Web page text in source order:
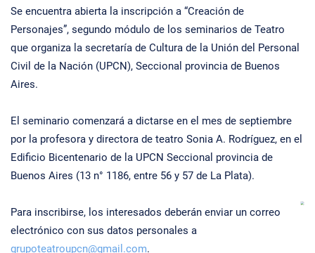
Se encuentra abierta la inscripción a “Creación de
Personajes”, segundo módulo de los seminarios de Teatro
que organiza la secretaría de Cultura de la Unión del Personal
Civil de la Nación (UPCN), Seccional provincia de Buenos
Aires.
El seminario comenzará a dictarse en el mes de septiembre
por la profesora y directora de teatro Sonia A. Rodríguez, en el
Edificio Bicentenario de la UPCN Seccional provincia de
Buenos Aires (13 n° 1186, entre 56 y 57 de La Plata).
Para inscribirse, los interesados deberán enviar un correo
electrónico con sus datos personales a
grupoteatroupcn@gmail.com.